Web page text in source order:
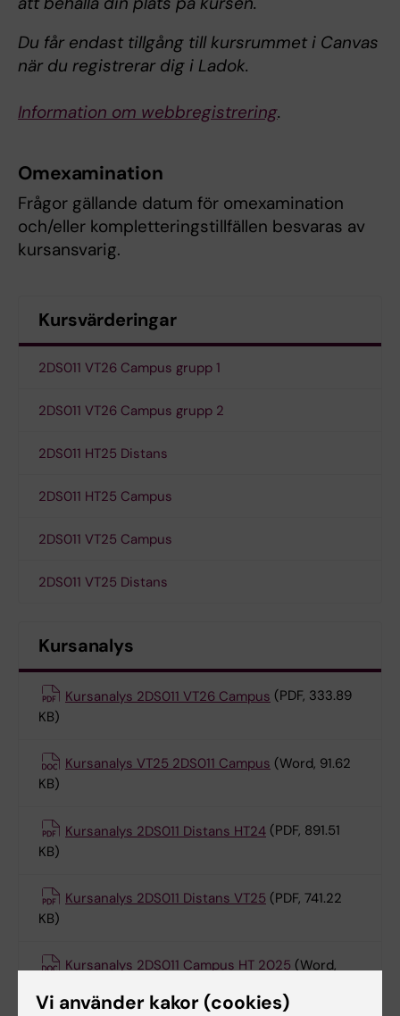
Du får endast tillgång till kursrummet i Canvas
när du registrerar dig i Ladok.
Information om webbregistrering.
Omexamination
Frågor gällande datum för omexamination
och/eller kompletteringstillfällen besvaras av
kursansvarig.
Kursvärderingar
2DS011 VT26 Campus grupp 1
2DS011 VT26 Campus grupp 2
2DS011 HT25 Distans
2DS011 HT25 Campus
2DS011 VT25 Campus
2DS011 VT25 Distans
Kursanalys
Kursanalys 2DS011 VT26 Campus (PDF, 333.89
KB)
Kursanalys VT25 2DS011 Campus (Word, 91.62
KB)
Kursanalys 2DS011 Distans HT24 (PDF, 891.51
KB)
Kursanalys 2DS011 Distans VT25 (PDF, 741.22
KB)
Kursanalys 2DS011 Campus HT 2025 (Word,
Vi använder kakor (cookies)